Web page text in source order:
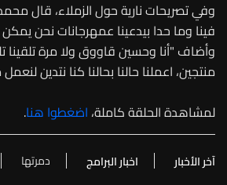
وفي تصريحات نارية حول الزملاء، قال محمد
فينا وما حدا بيدعينا عمهرجانات نحن
وأضاف "أنا وحسين قاووق ولا مرة تلقينا
منتجين، اعملنا حالنا بحالنا كنا نتدين
لمشاهدة الحلقة كاملة، اضغطوا هنا.
آخر الأخبار اخبار البرامج دمرتها